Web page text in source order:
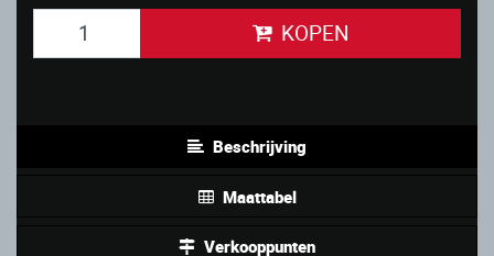
KOPEN
Beschrijving
Maattabel
Verkooppunten